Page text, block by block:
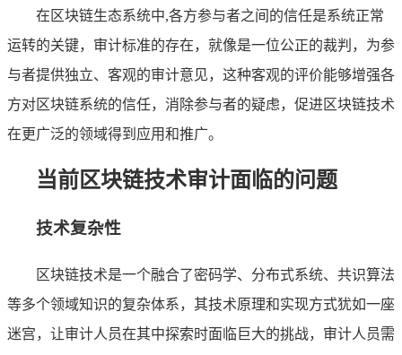
在区块链生态系统中,各方参与者之间的信任是系统正常
运转的关键，审计标准的存在，就像是一位公正的裁判，为参
与者提供独立、客观的审计意见，这种客观的评价能够增强各
方对区块链系统的信任，消除参与者的疑虑，促进区块链技术
在更广泛的领域得到应用和推广。
当前区块链技术审计面临的问题
技术复杂性
区块链技术是一个融合了密码学、分布式系统、共识算法
等多个领域知识的复杂体系，其技术原理和实现方式犹如一座
迷宫，让审计人员在其中探索时面临巨大的挑战，审计人员需